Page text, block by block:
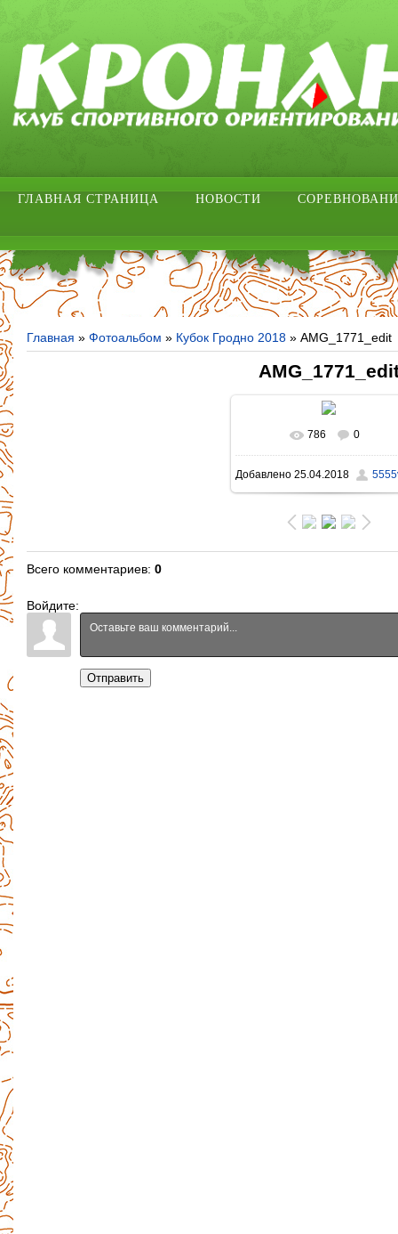
ГЛАВНАЯ СТРАНИЦА НОВОСТИ
Главная » Фотоальбом » Кубок Гродно 2018 » AMG_1771_edit
В реальном размере
1396x931/ 999.2Kb
786 0
Добавлено25.04.2018
Всего комментариев: 0
Войдите:
Отправить